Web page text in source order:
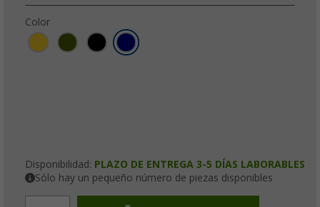
Color
Disponibilidad: PLAZO DE ENTREGA 3-5 DÍAS LABORABLES
Sólo hay un pequeño número de piezas disponibles